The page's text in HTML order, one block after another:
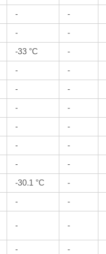
- -
- -
-33 °C -
- -
- -
- -
- -
- -
- -
-30.1 °C -
- -
- -
- -